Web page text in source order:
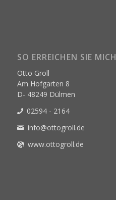
SO ERREICHEN SIE MICH
Otto Groll
Am Hofgarten 8
D- 48249 Dülmen
02594 - 2164
info@ottogroll.de
www.ottogroll.de